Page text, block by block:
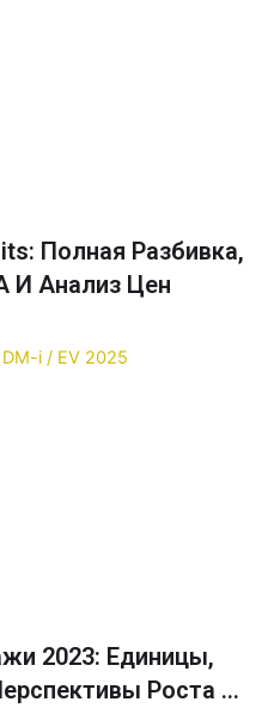
Полная Разбивка,
И Анализ Цен
2023: Единицы,
Роста В